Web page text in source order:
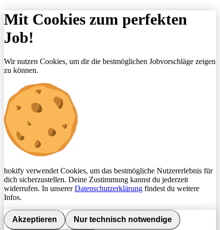
Mit Cookies zum perfekten
Job!
Wir nutzen Cookies, um dir die bestmöglichen Jobvorschläge zeigen
zu können.
hokify verwendet Cookies, um das bestmögliche Nutzererlebnis für
dich sicherzustellen. Deine Zustimmung kannst du jederzeit
widerrufen. In unsererDatenschutzerklärung findest du weitere
Infos.
Akzeptieren Nur technisch notwendige